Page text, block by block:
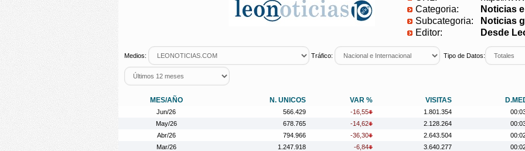
Categoria:
Noticias
Subcategoria:
Noticias
Editor:
Desde
Medios: Tráfico: Tipo de Datos:
MES/AÑO N. UNICOS VAR % VISITAS
Jun/26 566.429 -16,55 1.801.354
May/26
678.765 -14,62 2.128.264
Abr/26
794.966 -36,30 2.643.504
Mar/26
1.247.918 -6,84 3.640.277